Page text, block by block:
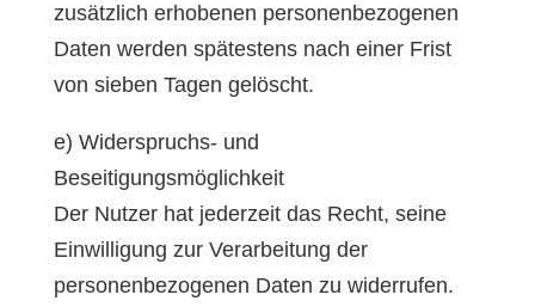
zusätzlich erhobenen personenbezogenen
Daten werden spätestens nach einer Frist
von sieben Tagen gelöscht.
e) Widerspruchs- und
Beseitigungsmöglichkeit
Der Nutzer hat jederzeit das Recht, seine
Einwilligung zur Verarbeitung der
personenbezogenen Daten zu widerrufen.